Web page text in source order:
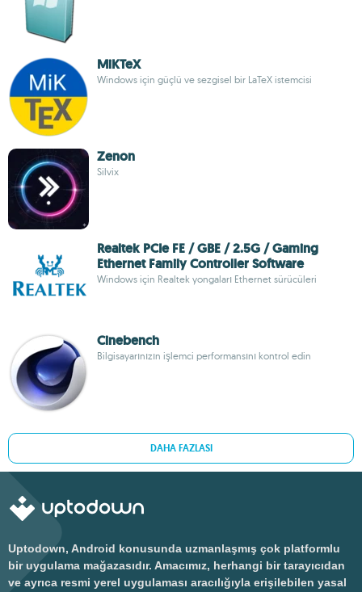
MiKTeX
Windows için güçlü ve sezgisel bir LaTeX istemcisi
Zenon
Silvix
Realtek PCIe FE / GBE / 2.5G / Gaming
Ethernet Family Controller Software
Windows için Realtek yongaları Ethernet sürücüleri
Cinebench
Bilgisayarınızın işlemci performansını kontrol edin
DAHA FAZLASI
Uptodown, Android konusunda uzmanlaşmış çok platformlu
bir uygulama mağazasıdır. Amacımız, herhangi bir tarayıcıdan
ve ayrıca resmi yerel uygulaması aracılığıyla erişilebilen yasal